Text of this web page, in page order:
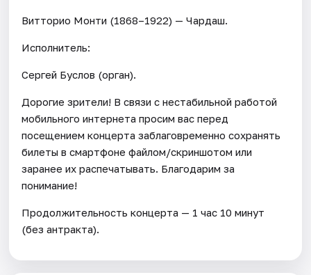
Витторио Монти (1868–1922) — Чардаш.
Исполнитель:
Сергей Буслов (орган).
Дорогие зрители! В связи с нестабильной работой
мобильного интернета просим вас перед
посещением концерта заблаговременно сохранять
билеты в смартфоне файлом/скриншотом или
заранее их распечатывать. Благодарим за
понимание!
Продолжительность концерта — 1 час 10 минут
(без антракта).